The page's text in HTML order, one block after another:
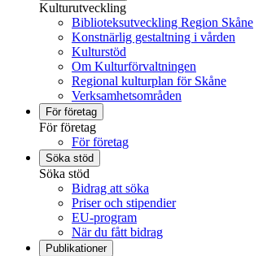
Kulturutveckling
Biblioteksutveckling Region Skåne
Konstnärlig gestaltning i vården
Kulturstöd
Om Kulturförvaltningen
Regional kulturplan för Skåne
Verksamhetsområden
För företag
För företag
För företag
Söka stöd
Söka stöd
Bidrag att söka
Priser och stipendier
EU-program
När du fått bidrag
Publikationer